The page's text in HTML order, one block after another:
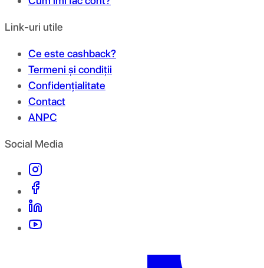
Link-uri utile
Ce este cashback?
Termeni și condiții
Confidențialitate
Contact
ANPC
Social Media